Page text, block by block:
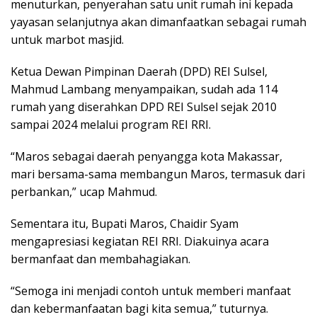
menuturkan, penyerahan satu unit rumah ini kepada
yayasan selanjutnya akan dimanfaatkan sebagai rumah
untuk marbot masjid.
Ketua Dewan Pimpinan Daerah (DPD) REI Sulsel,
Mahmud Lambang menyampaikan, sudah ada 114
rumah yang diserahkan DPD REI Sulsel sejak 2010
sampai 2024 melalui program REI RRI.
“Maros sebagai daerah penyangga kota Makassar,
mari bersama-sama membangun Maros, termasuk dari
perbankan,” ucap Mahmud.
Sementara itu, Bupati Maros, Chaidir Syam
mengapresiasi kegiatan REI RRI. Diakuinya acara
bermanfaat dan membahagiakan.
“Semoga ini menjadi contoh untuk memberi manfaat
dan kebermanfaatan bagi kita semua,” tuturnya.